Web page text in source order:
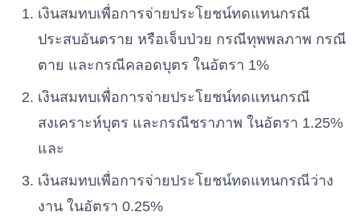
เงินสมทบเพื่อการจ่ายประโยชน์ทดแทนกรณี
ประสบอันตราย หรือเจ็บป่วย กรณีทุพพลภาพ กรณี
ตาย และกรณีคลอดบุตร ในอัตรา 1%
เงินสมทบเพื่อการจ่ายประโยชน์ทดแทนกรณี
สงเคราะห์บุตร และกรณีชราภาพ ในอัตรา 1.25%
และ
เงินสมทบเพื่อการจ่ายประโยชน์ทดแทนกรณีว่าง
งาน ในอัตรา 0.25%